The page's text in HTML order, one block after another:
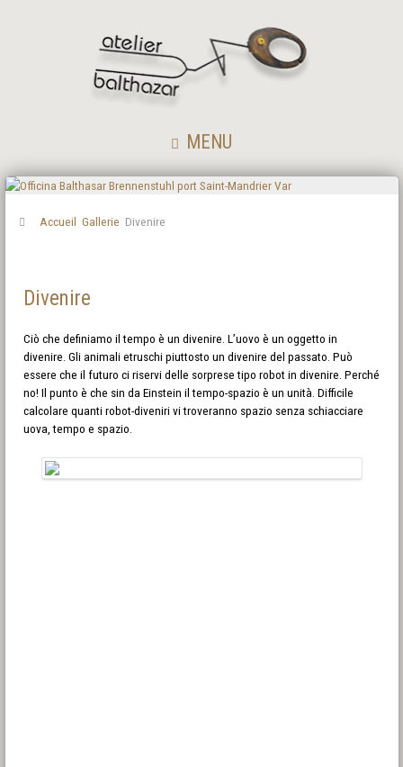
MENU
Accueil Gallerie Divenire
Divenire
Ciò che definiamo il tempo è un divenire. L’uovo è un oggetto in
divenire. Gli animali etruschi piuttosto un divenire del passato. Può
essere che il futuro ci riservi delle sorprese tipo robot in divenire. Perché
no! Il punto è che sin da Einstein il tempo-spazio è un unità. Difficile
calcolare quanti robot-diveniri vi troveranno spazio senza schiacciare
uova, tempo e spazio.